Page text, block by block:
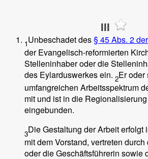
III
1Unbeschadet des§ 45 Abs. 2
der Evangelisch-reformierten
Stelleninhaber oder die
des Eylarduswerkes ein. 2Er oder
umfangreichen Arbeitsspektrum
mit und ist in die
eingebunden.
3Die Gestaltung der Arbeit erfolgt
mit dem Vorstand, vertreten
oder die Geschäftsführerin sowie